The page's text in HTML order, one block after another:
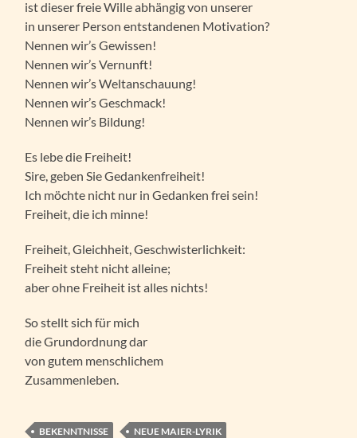
ist dieser freie Wille abhängig von unserer
in unserer Person entstandenen Motivation?
Nennen wir’s Gewissen!
Nennen wir’s Vernunft!
Nennen wir’s Weltanschauung!
Nennen wir’s Geschmack!
Nennen wir’s Bildung!
Es lebe die Freiheit!
Sire, geben Sie Gedankenfreiheit!
Ich möchte nicht nur in Gedanken frei sein!
Freiheit, die ich minne!
Freiheit, Gleichheit, Geschwisterlichkeit:
Freiheit steht nicht alleine;
aber ohne Freiheit ist alles nichts!
So stellt sich für mich
die Grundordnung dar
von gutem menschlichem
Zusammenleben.
BEKENNTNISSE NEUE MAIER-LYRIK